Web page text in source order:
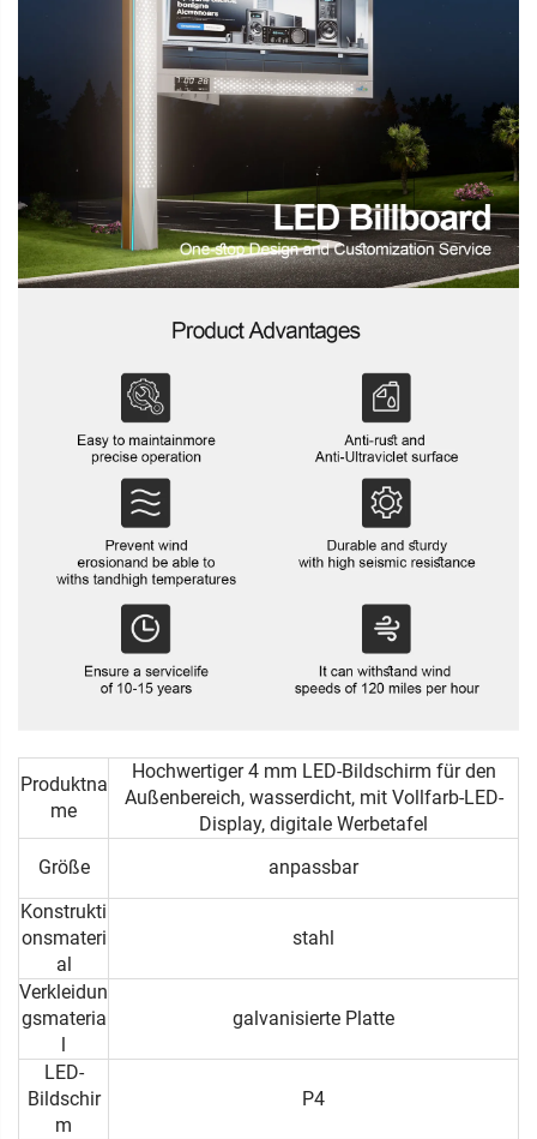
Produktna
me
Hochwertiger 4 mm LED-Bildschirm für den
Außenbereich, wasserdicht, mit Vollfarb-LED-
Display, digitale Werbetafel
Größe
anpassbar
Konstrukti
onsmateri
al
stahl
Verkleidun
gsmateria
galvanisierte Platte
LED-
Bildschir
m
P4